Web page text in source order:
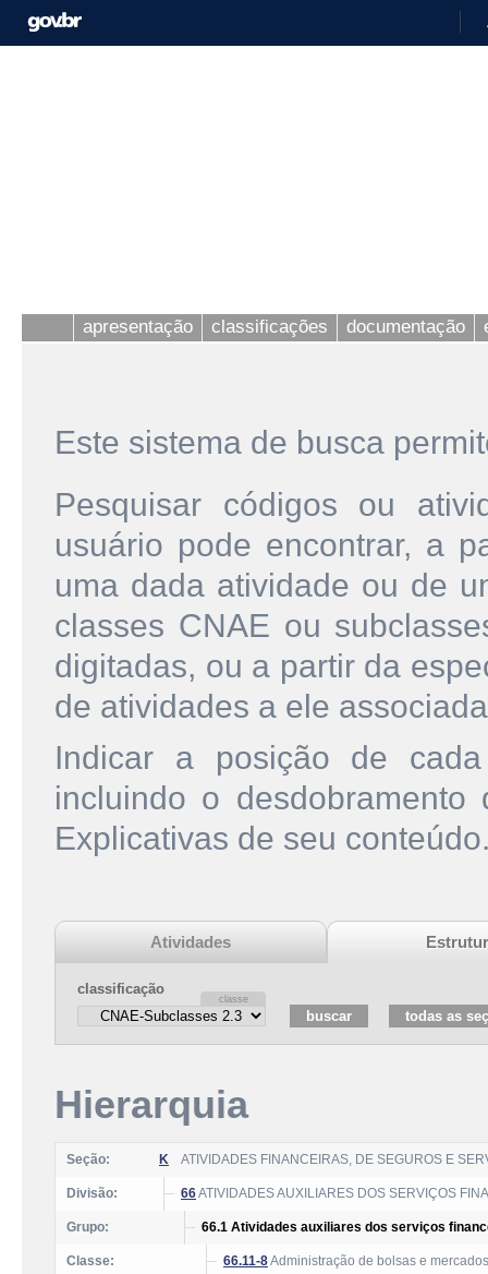
apresentação classificações documentação
Este sistema de busca
Pesquisar códigos ou
usuário pode encontrar, a
uma dada atividade ou de
classes CNAE ou
digitadas, ou a partir da
de atividades a ele
Indicar a posição de
incluindo o
Explicativas de seu
Atividades
classificação
Hierarquia
Seção: K ATIVIDADES FINANCEIRAS, DE SEGUROS E
Divisão: 66ATIVIDADES AUXILIARES DOS SERVIÇOS
Grupo: 66.1 Atividades auxiliares dos serviços
Classe: 66.11-8Administração de bolsas e